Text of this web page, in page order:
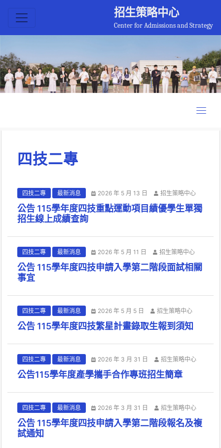
招生策略中心
Center for Admissions and Strategy
四技二專
四技二專 最新消息 2026 年 5 月 13 日 招生策略中心
公告 115學年度四技重點運動項目績優學生單獨
招生線上成績查詢
四技二專 最新消息 2026 年 5 月 11 日 招生策略中心
公告 115學年度四技申請入學第二階段面試相關
事宜
四技二專 最新消息 2026 年 5 月 5 日 招生策略中心
公告 115學年度四技繁星計畫錄取生報到須知
四技二專 最新消息 2026 年 3 月 31 日 招生策略中心
公告115學年度產學攜手合作專班招生簡章
四技二專 最新消息 2026 年 3 月 31 日 招生策略中心
公告 115學年度四技申請入學第二階段報名及複
試通知